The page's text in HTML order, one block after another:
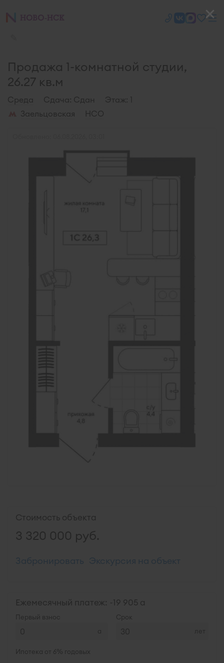
Продажа 1-комнатной студии,
26.27 кв.м
Среда Cдача: Сдан
Этаж: 1
Заельцовская
НСО
Стоимость объекта
3 320 000 руб.
Экскурсия на объект
Забронировать
Ежемесячный платеж: ~19 905
Первый взнос
Срок
Ипотека от 6% годовых